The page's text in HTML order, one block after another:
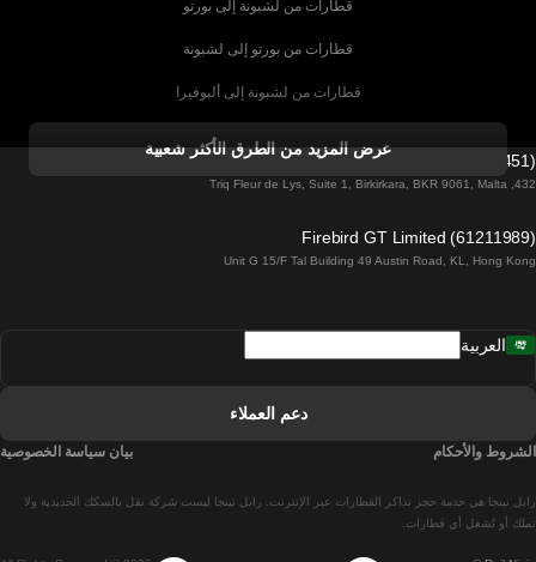
قطارات من لشبونة إلى بورتو
قطارات من بورتو إلى لشبونة
قطارات من لشبونة إلى ألبوفيرا
قطارات من ألبوفيرا إلى لشبونة
قطارات من لشبونة إلى لاغوس
قطارات من لشبونة إلى مدريد
عرض المزيد من الطرق الأكثر شعبية
Firebird GT Limited (OC 1451)
432, Triq Fleur de Lys, Suite 1, Birkirkara, BKR 9061, Malta
Firebird GT Limited (61211989)
Unit G 15/F Tal Building 49 Austin Road, KL, Hong Kong
رايل نينجا هي خدمة حجز تذاكر القطارات عبر الإنترنت. رايل نينجا ليست شركة نقل بالسكك الحديدية ولا
تملك أو تُشغل أي قطارات.
العربية
دعم العملاء
الشروط والأحكام بيان سياسة الخصوصية